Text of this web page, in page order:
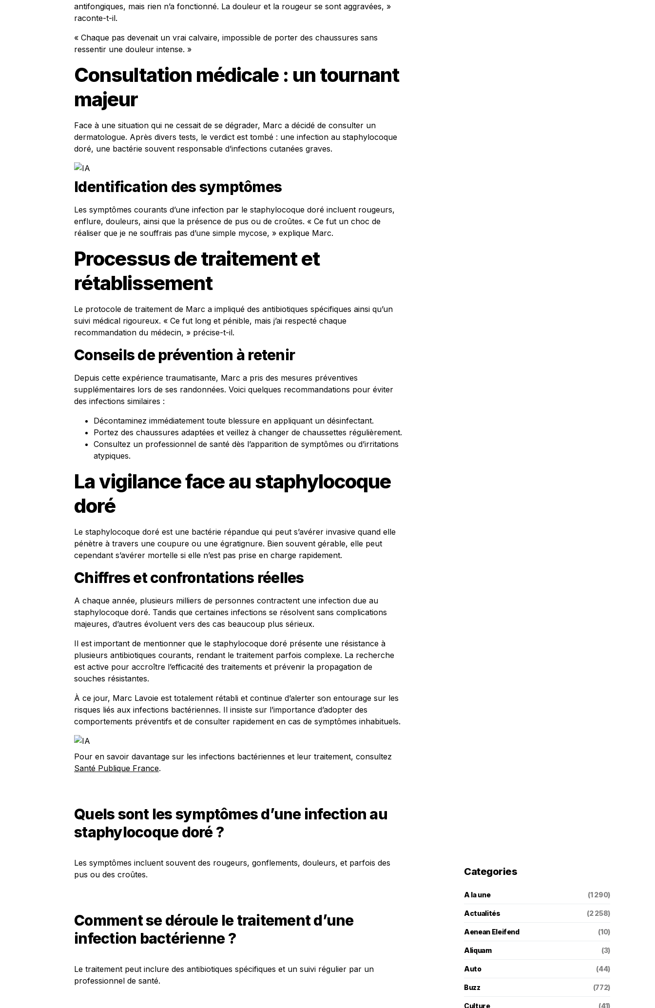
antifongiques, mais rien n’a fonctionné. La douleur et la rougeur se sont aggravées, »
raconte-t-il.
« Chaque pas devenait un vrai calvaire, impossible de porter des chaussures sans
ressentir une douleur intense. »
Consultation médicale : un tournant
majeur
Face à une situation qui ne cessait de se dégrader, Marc a décidé de consulter un
dermatologue. Après divers tests, le verdict est tombé : une infection au staphylocoque
doré, une bactérie souvent responsable d’infections cutanées graves.
Identification des symptômes
Les symptômes courants d’une infection par le staphylocoque doré incluent rougeurs,
enflure, douleurs, ainsi que la présence de pus ou de croûtes. « Ce fut un choc de
réaliser que je ne souffrais pas d’une simple mycose, » explique Marc.
Processus de traitement et
rétablissement
Le protocole de traitement de Marc a impliqué des antibiotiques spécifiques ainsi qu’un
suivi médical rigoureux. « Ce fut long et pénible, mais j’ai respecté chaque
recommandation du médecin, » précise-t-il.
Conseils de prévention à retenir
Depuis cette expérience traumatisante, Marc a pris des mesures préventives
supplémentaires lors de ses randonnées. Voici quelques recommandations pour éviter
des infections similaires :
Décontaminez immédiatement toute blessure en appliquant un désinfectant.
Portez des chaussures adaptées et veillez à changer de chaussettes régulièrement.
Consultez un professionnel de santé dès l’apparition de symptômes ou d’irritations
atypiques.
La vigilance face au staphylocoque
doré
Le staphylocoque doré est une bactérie répandue qui peut s’avérer invasive quand elle
pénètre à travers une coupure ou une égratignure. Bien souvent gérable, elle peut
cependant s’avérer mortelle si elle n’est pas prise en charge rapidement.
Chiffres et confrontations réelles
A chaque année, plusieurs milliers de personnes contractent une infection due au
staphylocoque doré. Tandis que certaines infections se résolvent sans complications
majeures, d’autres évoluent vers des cas beaucoup plus sérieux.
Il est important de mentionner que le staphylocoque doré présente une résistance à
plusieurs antibiotiques courants, rendant le traitement parfois complexe. La recherche
est active pour accroître l’efficacité des traitements et prévenir la propagation de
souches résistantes.
À ce jour, Marc Lavoie est totalement rétabli et continue d’alerter son entourage sur les
risques liés aux infections bactériennes. Il insiste sur l’importance d’adopter des
comportements préventifs et de consulter rapidement en cas de symptômes inhabituels.
Pour en savoir davantage sur les infections bactériennes et leur traitement, consultez
Santé Publique France.
Quels sont les symptômes d’une infection au
staphylocoque doré ?
Les symptômes incluent souvent des rougeurs, gonflements, douleurs, et parfois des
pus ou des croûtes.
Comment se déroule le traitement d’une
infection bactérienne ?
Le traitement peut inclure des antibiotiques spécifiques et un suivi régulier par un
professionnel de santé.
Categories
A la une (1 290)
Actualités (2 258)
Aenean Eleifend (10)
Aliquam (3)
Auto (44)
Buzz (772)
Culture (41)